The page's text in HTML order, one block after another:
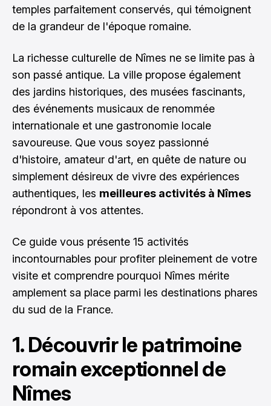
temples parfaitement conservés, qui témoignent
de la grandeur de l'époque romaine.
La richesse culturelle de Nîmes ne se limite pas à
son passé antique. La ville propose également
des jardins historiques, des musées fascinants,
des événements musicaux de renommée
internationale et une gastronomie locale
savoureuse. Que vous soyez passionné
d'histoire, amateur d'art, en quête de nature ou
simplement désireux de vivre des expériences
authentiques, les meilleures activités à Nîmes
répondront à vos attentes.
Ce guide vous présente 15 activités
incontournables pour profiter pleinement de votre
visite et comprendre pourquoi Nîmes mérite
amplement sa place parmi les destinations phares
du sud de la France.
1. Découvrir le patrimoine
romain exceptionnel de
Nîmes